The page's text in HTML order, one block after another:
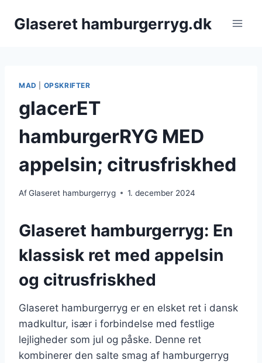
Glaseret hamburgerryg.dk
MAD OPSKRIFTER
glacerET
hamburgerRYG MED
appelsin; citrusfriskhed
AfGlaseret hamburgerryg 1. december 2024
Glaseret hamburgerryg: En
klassisk ret med appelsin
og citrusfriskhed
Glaseret hamburgerryg er en elsket ret i dansk
madkultur, især i forbindelse med festlige
lejligheder som jul og påske. Denne ret
kombinerer den salte smag af hamburgerryg